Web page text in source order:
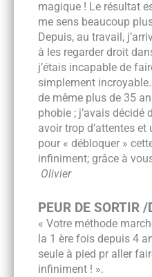
magique ! Le résultat
me sens beaucoup
Depuis, au travail,
à les regarder droit
j’étais incapable de
simplement
de même plus de 35
phobie ; j’avais décidé
avoir trop d’attentes
pour « débloquer »
infiniment; grâce à
Olivier
PEUR DE SORTIR /
« Votre méthode
la 1 ère fois depuis 4
seule à pied pr aller
infiniment ! ».